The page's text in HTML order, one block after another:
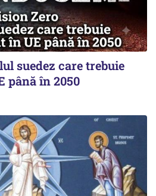
suedez care trebuie
până în 2050